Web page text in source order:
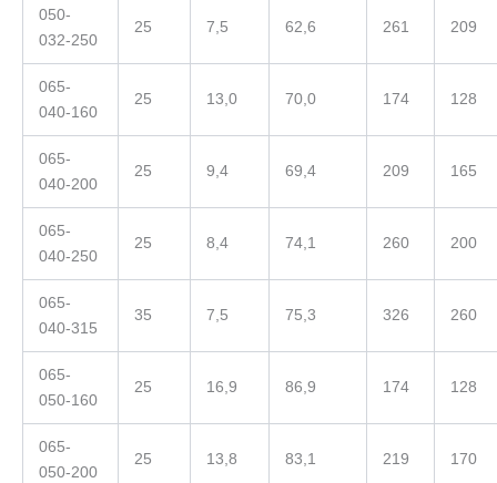
050-
032-250
25 7,5 62,6 261 209
065-
040-160
25 13,0 70,0 174 128
065-
040-200
25 9,4 69,4 209 165
065-
040-250
25 8,4 74,1 260 200
065-
040-315
35 7,5 75,3 326 260
065-
050-160
25 16,9 86,9 174 128
065-
050-200
25 13,8 83,1 219 170